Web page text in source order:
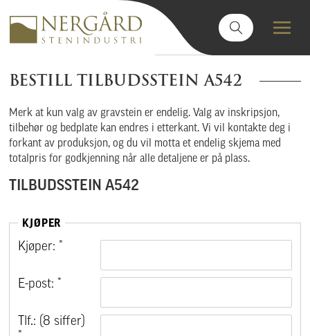
BESTILL TILBUDSSTEIN A542
Merk at kun valg av gravstein er endelig. Valg av inskripsjon,
tilbehør og bedplate kan endres i etterkant. Vi vil kontakte deg i
forkant av produksjon, og du vil motta et endelig skjema med
totalpris for godkjenning når alle detaljene er på plass.
TILBUDSSTEIN A542
KJØPER
Kjøper: *
E-post: *
Tlf.: (8 siffer)